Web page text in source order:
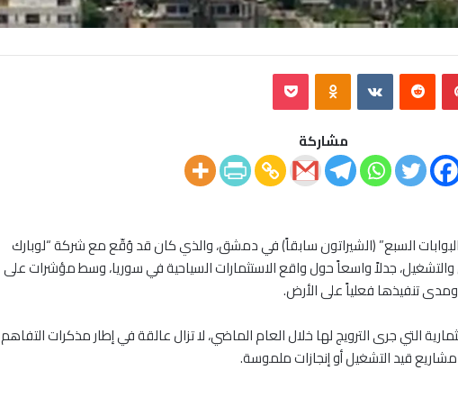
بينتيريست Odnoklassniki
‫Pocket
مشاركة
السبع” (الشيراتون سابقاً) في دمشق، والذي كان قد وُقّع مع شركة “لوبارك
والتشغيل، جدلاً واسعاً حول واقع الاستثمارات السياحية في سوريا، وسط مؤشرات على
تنفيذها فعلياً على الأرض.
التي جرى الترويج لها خلال العام الماضي، لا تزال عالقة في إطار مذكرات التفاهم
قيد التشغيل أو إنجازات ملموسة.